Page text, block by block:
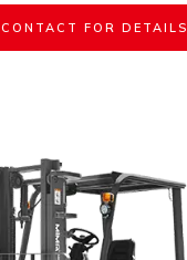
CONTACT FOR DETAILS